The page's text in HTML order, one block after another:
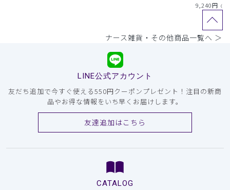
9,240円 （税
ナース雑貨・その他商品一覧へ ＞
LINE公式アカウント
友だち追加で今すぐ使える550円クーポンプレゼント！注目の新商
品やお得な情報をいち早くお届けします。
友達追加はこちら
CATALOG